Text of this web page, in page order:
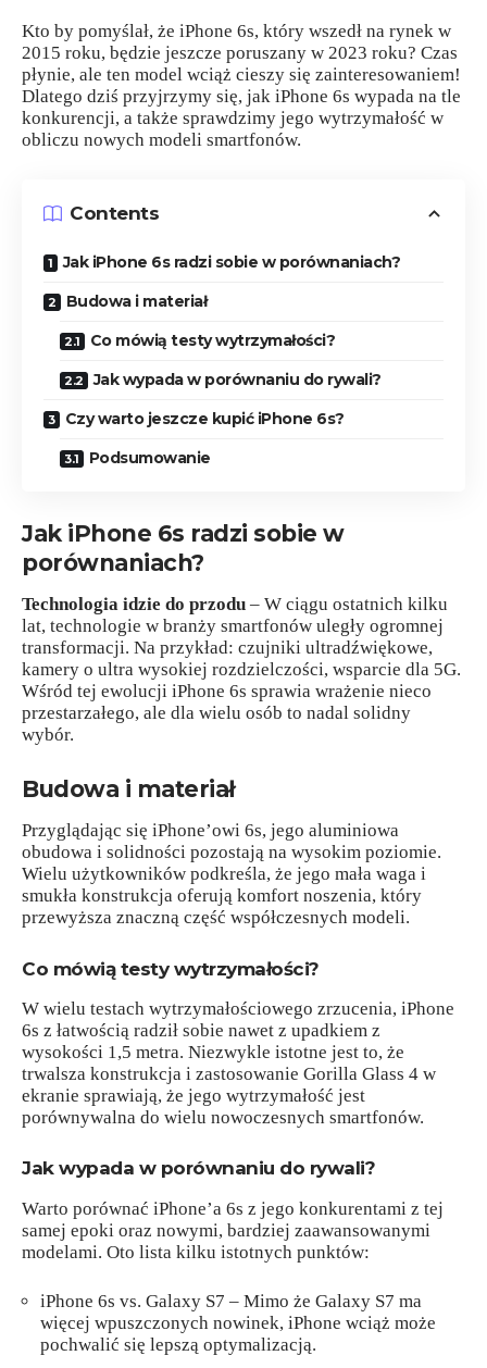
Kto by pomyślał, że iPhone 6s, który wszedł na rynek w
2015 roku, będzie jeszcze poruszany w 2023 roku? Czas
płynie, ale ten model wciąż cieszy się zainteresowaniem!
Dlatego dziś przyjrzymy się, jak iPhone 6s wypada na tle
konkurencji, a także sprawdzimy jego wytrzymałość w
obliczu nowych modeli smartfonów.
Contents
Jak iPhone 6s radzi sobie w porównaniach?
Budowa i materiał
Co mówią testy wytrzymałości?
Jak wypada w porównaniu do rywali?
Czy warto jeszcze kupić iPhone 6s?
Podsumowanie
Jak iPhone 6s radzi sobie w
porównaniach?
Technologia idzie do przodu – W ciągu ostatnich kilku
lat, technologie w branży smartfonów uległy ogromnej
transformacji. Na przykład: czujniki ultradźwiękowe,
kamery o ultra wysokiej rozdzielczości, wsparcie dla 5G.
Wśród tej ewolucji iPhone 6s sprawia wrażenie nieco
przestarzałego, ale dla wielu osób to nadal solidny
wybór.
Budowa i materiał
Przyglądając się iPhone’owi 6s, jego aluminiowa
obudowa i solidności pozostają na wysokim poziomie.
Wielu użytkowników podkreśla, że jego mała waga i
smukła konstrukcja oferują komfort noszenia, który
przewyższa znaczną część współczesnych modeli.
Co mówią testy wytrzymałości?
W wielu testach wytrzymałościowego zrzucenia, iPhone
6s z łatwością radził sobie nawet z upadkiem z
wysokości 1,5 metra. Niezwykle istotne jest to, że
trwalsza konstrukcja i zastosowanie Gorilla Glass 4 w
ekranie sprawiają, że jego wytrzymałość jest
porównywalna do wielu nowoczesnych smartfonów.
Jak wypada w porównaniu do rywali?
Warto porównać iPhone’a 6s z jego konkurentami z tej
samej epoki oraz nowymi, bardziej zaawansowanymi
modelami. Oto lista kilku istotnych punktów:
iPhone 6s vs. Galaxy S7 – Mimo że Galaxy S7 ma
więcej wpuszczonych nowinek, iPhone wciąż może
pochwalić się lepszą optymalizacją.